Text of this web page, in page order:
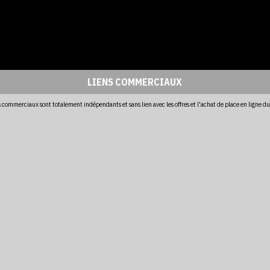
LIENS COMMERCIAUX
commerciaux sont totalement indépendants et sans lien avec les offres et l'achat de place en ligne